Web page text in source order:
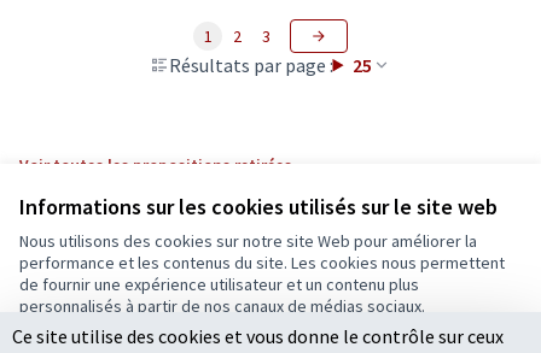
Informations sur les cookies utilisés sur le site web
Nous utilisons des cookies sur notre site Web pour améliorer la
performance et les contenus du site. Les cookies nous permettent
de fournir une expérience utilisateur et un contenu plus
personnalisés à partir de nos canaux de médias sociaux.
Tout accepter
Résultats par page : 25
1 2 3
Voir toutes les propositions retirées
Conditions d'utilisation
Paramètres des cookies
Ecrivons Angers sur X
(Lien externe)
Ecrivons Angers sur Facebook
(Lien externe)
Ce site utilise des cookies et vous donne le contrôle sur ceux